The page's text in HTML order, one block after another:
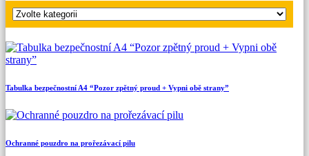
Tabulka bezpečnostní A4 “Pozor zpětný proud + Vypni obě strany”
Ochranné pouzdro na prořezávací pilu